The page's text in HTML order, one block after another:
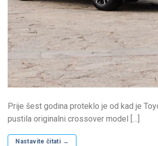
Prije šest godina proteklo je od kad je
pustila originalni crossover model […]
Nastavite čitati →